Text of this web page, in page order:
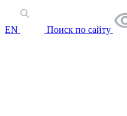
EN Поиск по сайту